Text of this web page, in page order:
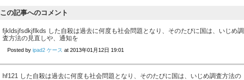
この記事へのコメント
fjkldsjfsdkjflkds した自殺は過去に何度も社会問題となり、そのたびに国は、いじめ調
査方法の見直しや、通知を
Posted by ipad2 ケース at 2013年01月12日 19:01
hf121 した自殺は過去に何度も社会問題となり、そのたびに国は、いじめ調査方法の